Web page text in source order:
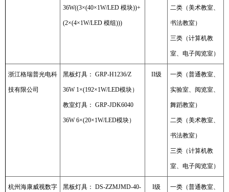
36W((3×(40×1W/LED 模块))+
(2×(4×1W/LED 模组)))
二类（美术教室、
书法教室）
三类（计算机教
室、电子阅览室）
浙江格瑞普光电科
技有限公司
黑板灯具： GRP-H1236/Z
36W 1×(192×1W/LED模块）
教室灯具： GRP-JDK6040
36W 6×(20×1W/LED模块）
II级 一类（普通教室、
实验室、阅览室、
舞蹈教室）
二类（美术教室、
书法教室）
三类（计算机教
室、电子阅览室）
杭州海康威视数字 黑板灯具： DS-ZZMJMD-40- I级 一类（普通教室、